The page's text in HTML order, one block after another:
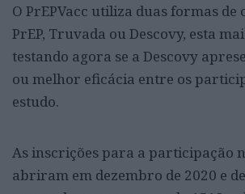
O PrEPVacc utiliza duas formas
PrEP, Truvada ou Descovy, esta
testando agora se a Descovy
ou melhor eficácia entre os
estudo.
As inscrições para a participação
abriram em dezembro de 2020 e